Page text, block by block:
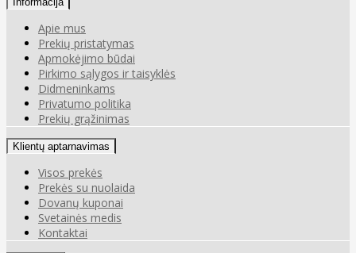
Apie mus
Prekių pristatymas
Apmokėjimo būdai
Pirkimo sąlygos ir taisyklės
Didmeninkams
Privatumo politika
Prekių grąžinimas
Klientų aptarnavimas
Visos prekės
Prekės su nuolaida
Dovanų kuponai
Svetainės medis
Kontaktai